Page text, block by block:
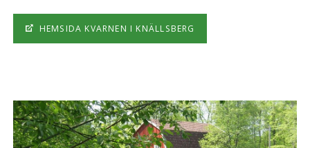
HEMSIDA KVARNEN I KNÄLLSBERG